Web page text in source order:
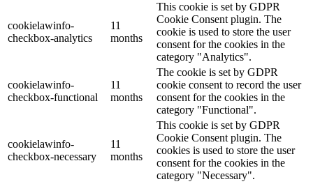
cookielawinfo-
checkbox-analytics
11
months
This cookie is set by GDPR
Cookie Consent plugin. The
cookie is used to store the user
consent for the cookies in the
category "Analytics".
cookielawinfo-
checkbox-functional
11
months
The cookie is set by GDPR
cookie consent to record the user
consent for the cookies in the
category "Functional".
cookielawinfo-
checkbox-necessary
11
months
This cookie is set by GDPR
Cookie Consent plugin. The
cookies is used to store the user
consent for the cookies in the
category "Necessary".